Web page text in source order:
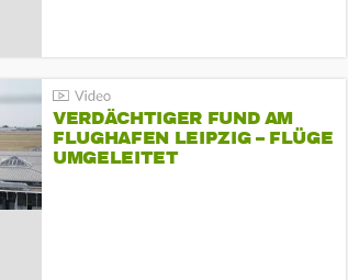
VERDÄCHTIGER FUND AM
FLUGHAFEN LEIPZIG – FLÜGE
UMGELEITET